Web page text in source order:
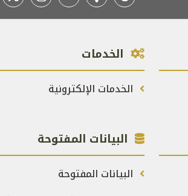
الخدمات
الخدمات الإلكترونية
البيانات المفتوحة
البيانات المفتوحة